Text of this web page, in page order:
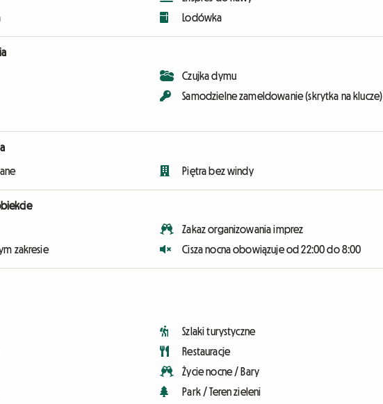
Lodówka
Czujka dymu
Samodzielne zameldowanie (skrytka na klucze)
Piętra bez windy
zakresie
Zakaz organizowania imprez
Cisza nocna obowiązuje od 22:00 do 8:00
Szlaki turystyczne
Restauracje
Życie nocne / Bary
Park / Teren zieleni